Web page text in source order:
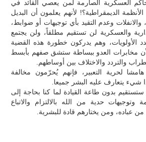
العسكرية الصارمة لمن يعصي القائد في
الديمقراطية؟! لأنهم يعلمون أن البديل
وعدم التقيد بأي توجيهات أو ضوابط،
والعسكرية لن تستقيم مطلقاً، ولن يجتمع
الأولويات، وهم يدركون خطورة هذه القضية
مخابرات العدو ببساطة ستشق صفهم بأبسط
والتردد والاختلاف بين أوساطهم.
لحرية التعبير، فإنهم يُحرّمون مخالفة
شيء يتعارف عليه البشر جميعا.
ستستقيم بدون طاعة القيادة لما كنا بحاجة إلى
حدية من الله بالالتزام والاتباع
من عباده، ومن يختارهم قادة للبشرية.